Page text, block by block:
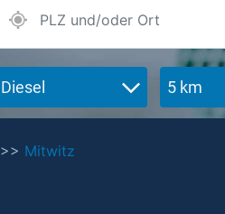
Diesel 5 km
>> Mitwitz